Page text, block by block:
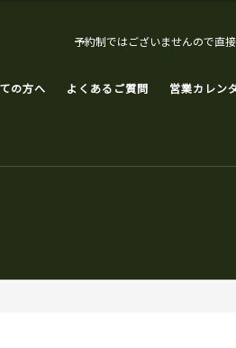
予約制ではございませんので直
の方へ よくあるご質問 営業カレン